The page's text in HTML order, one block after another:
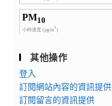
其他操作
登入
訂閱網站內容的資訊提供
訂閱留言的資訊提供